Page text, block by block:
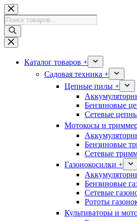
Перейти
к
сути
Поиск
товаров
Каталог товаров +
Садовая техника +
Цепные пилы +
Бензиновые
Сетевые
Мотокосы и
Бензиновые
Сетевые
Газонокосилки +
Бензиновые
Сетевые
Рототы
Культиваторы и